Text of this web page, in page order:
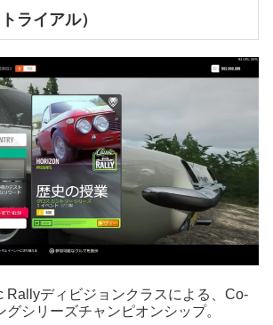
ライアル）
Rallyディビジョンクラスによる、Co-
シリーズチャンピオンシップ。